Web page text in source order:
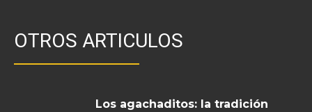
OTROS ARTICULOS
Los agachaditos: la tradición